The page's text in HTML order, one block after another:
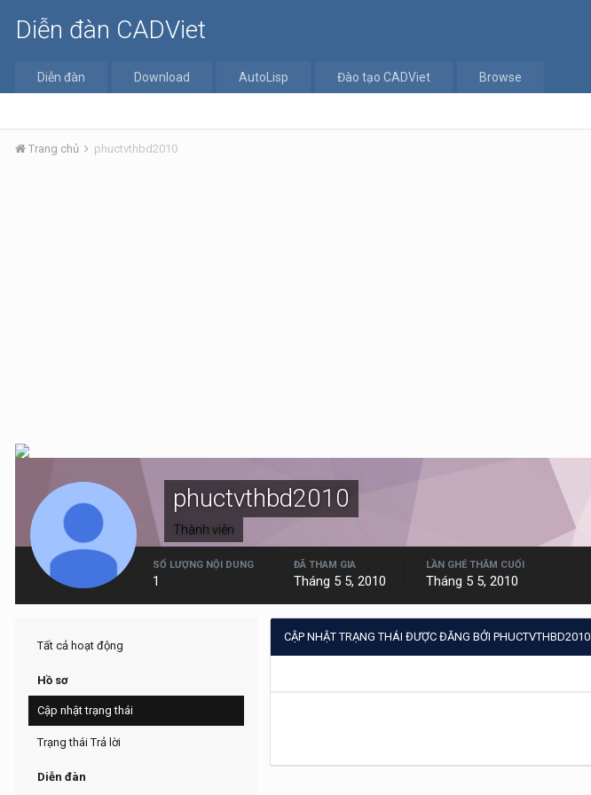
Diễn đàn CADViet
Diễn đàn Download AutoLisp Đào tạo CADViet Browse
Trang chủ phuctvthbd2010
phuctvthbd2010
Thành viên
SỐ LƯỢNG NỘI DUNG
1
ĐÃ THAM GIA
Tháng 5 5, 2010
LẦN GHÉ THĂM CUỐI
Tháng 5 5, 2010
Tất cả hoạt động
Hồ sơ
Cập nhật trạng thái
Trạng thái Trả lời
Diễn đàn
CẬP NHẬT TRẠNG THÁI ĐƯỢC ĐĂNG BỞI PHUCTVTHBD2010